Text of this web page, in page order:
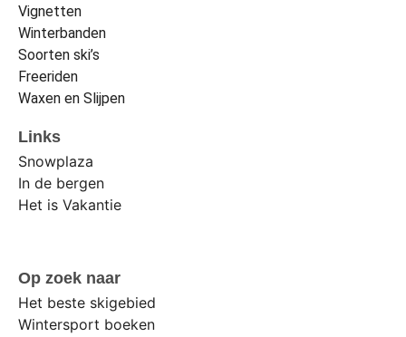
Vignetten
Winterbanden
Soorten ski’s
Freeriden
Waxen en Slijpen
Links
Snowplaza
In de bergen
Het is Vakantie
Op zoek naar
Het beste skigebied
Wintersport boeken